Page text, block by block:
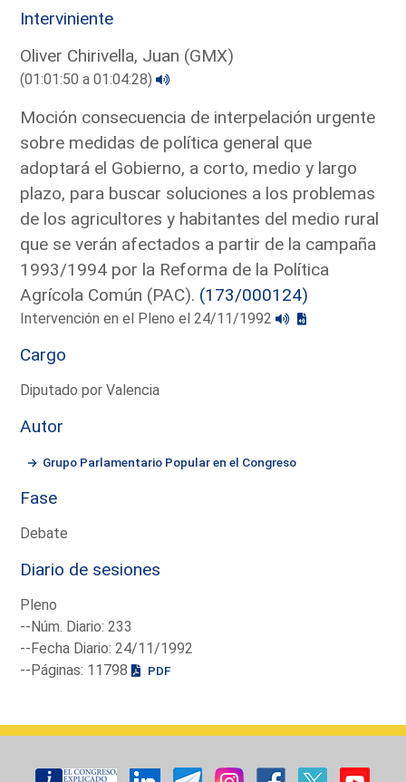
Interviniente
Oliver Chirivella, Juan (GMX)
(01:01:50 a 01:04:28)
Moción consecuencia de interpelación urgente
sobre medidas de política general que
adoptará el Gobierno, a corto, medio y largo
plazo, para buscar soluciones a los problemas
de los agricultores y habitantes del medio rural
que se verán afectados a partir de la campaña
1993/1994 por la Reforma de la Política
Agrícola Común (PAC). (173/000124)
Intervención en el Pleno el 24/11/1992
Cargo
Diputado por Valencia
Autor
Grupo Parlamentario Popular en el Congreso
Fase
Debate
Diario de sesiones
Pleno
--Núm. Diario: 233
--Fecha Diario: 24/11/1992
--Páginas: 11798
PDF